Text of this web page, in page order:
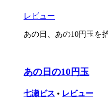
レビュー
あの日、あの10円玉を
あの日の10円玉
七瀬ビス • レビュー